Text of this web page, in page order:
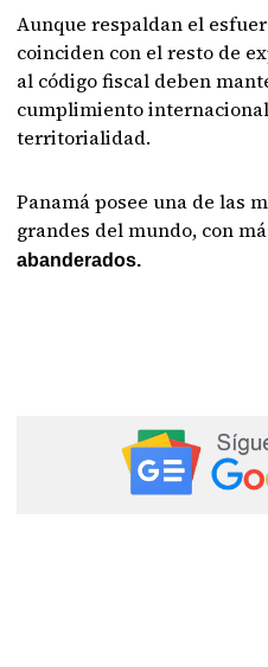
Aunque respaldan el
coinciden con el resto de
al código fiscal deben
cumplimiento
territorialidad.
Panamá posee una de las
grandes del mundo, con
abanderados.